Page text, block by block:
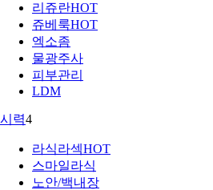
리쥬란HOT
쥬베룩HOT
엑소좀
물광주사
피부관리
LDM
시력4
라식라섹HOT
스마일라식
노안/백내장